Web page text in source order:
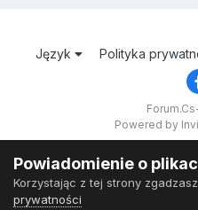
Język Polityka
Powered by
Powiadomienie o
Korzystając z tej strony
prywatności